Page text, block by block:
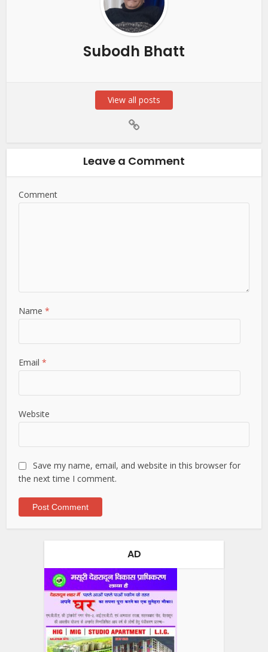
Subodh Bhatt
View all posts
Leave a Comment
Comment
Name*
Email*
Website
Save my name, email, and website in this browser for
the next time I comment.
AD